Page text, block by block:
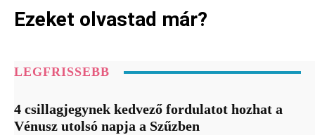
Ezeket olvastad már?
LEGFRISSEBB
4 csillagjegynek kedvező fordulatot hozhat a
Vénusz utolsó napja a Szűzben